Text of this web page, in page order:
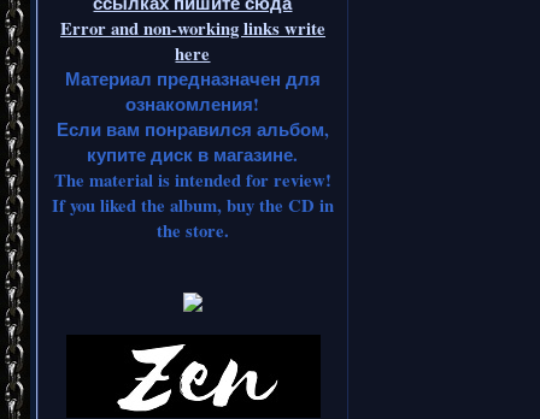
Error and non-working links write
here
Материал предназначен для
ознакомления!
Если вам понравился альбом,
купите диск в магазине.
The material is intended for review!
If you liked the album, buy the CD in
the store.